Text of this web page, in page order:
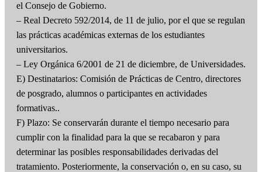
el Consejo de Gobierno.
– Real Decreto 592/2014, de 11 de julio, por el que se regulan
las prácticas académicas externas de los estudiantes
universitarios.
– Ley Orgánica 6/2001 de 21 de diciembre, de Universidades.
E) Destinatarios: Comisión de Prácticas de Centro, directores
de posgrado, alumnos o participantes en actividades
formativas..
F) Plazo: Se conservarán durante el tiempo necesario para
cumplir con la finalidad para la que se recabaron y para
determinar las posibles responsabilidades derivadas del
tratamiento. Posteriormente, la conservación o, en su caso, su